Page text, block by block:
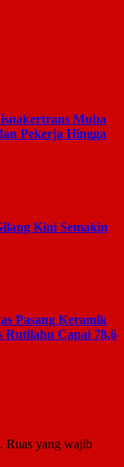
Muba
Pekerja Hingga
Kini Semakin
Pasang Keramik
Rutilahu Capai 78,6
Ruas yang wajib